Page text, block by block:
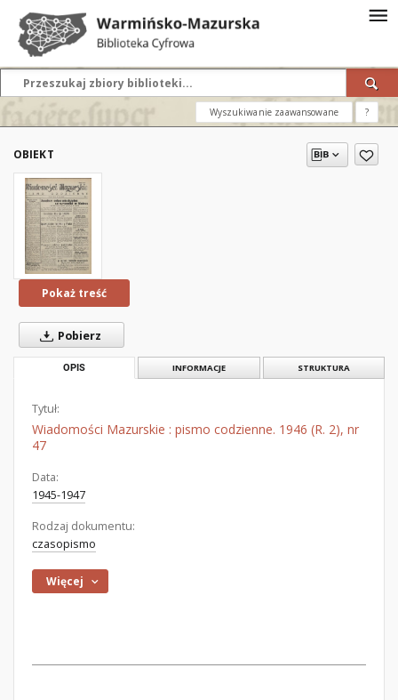
Wyszukiwanie zaawansowane ?
OBIEKT
Pokaż treść
Pobierz
OPIS INFORMACJE STRUKTURA
Tytuł:
Wiadomości Mazurskie : pismo codzienne. 1946 (R. 2), nr
47
Data:
1945-1947
Rodzaj dokumentu:
czasopismo
Więcej